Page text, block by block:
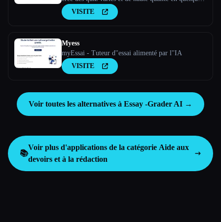
minutes. Notre générateur de quiz basé sur l'IA
garantit des évaluations cohérentes, personnalisées
VISITE
Myess
myEssai - Tuteur d''essai alimenté par l''IA
VISITE
Voir toutes les alternatives à Essay -Grader AI →
📚
Voir plus d'applications de la catégorie Aide aux
devoirs et à la rédaction